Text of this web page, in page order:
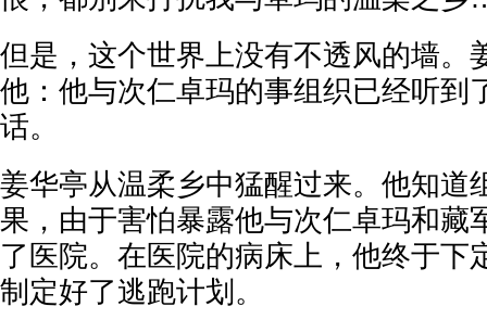
但是，这个世界上没有不透风的墙。
他：他与次仁卓玛的事组织已经听到
话。
姜华亭从温柔乡中猛醒过来。他知道
果，由于害怕暴露他与次仁卓玛和藏
了医院。在医院的病床上，他终于下
制定好了逃跑计划。